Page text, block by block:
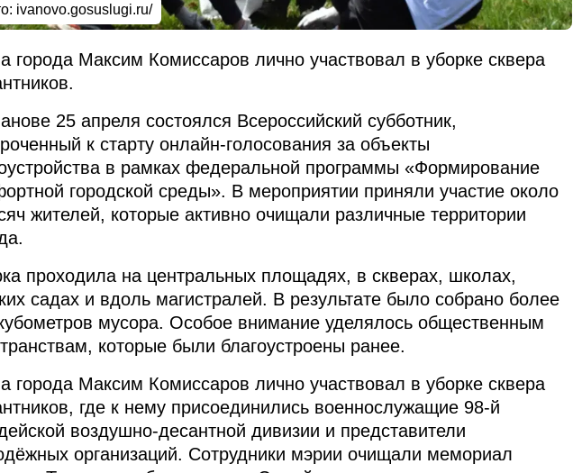
ivanovo.gosuslugi.ru/
города Максим Комиссаров лично участвовал в уборке сквера
25 апреля состоялся Всероссийский субботник,
к старту онлайн-голосования за объекты
в рамках федеральной программы «Формирование
городской среды». В мероприятии приняли участие около
жителей, которые активно очищали различные территории
проходила на центральных площадях, в скверах, школах,
садах и вдоль магистралей. В результате было собрано более
мусора. Особое внимание уделялось общественным
которые были благоустроены ранее.
города Максим Комиссаров лично участвовал в уборке сквера
где к нему присоединились военнослужащие 98-й
воздушно-десантной дивизии и представители
организаций. Сотрудники мэрии очищали мемориал